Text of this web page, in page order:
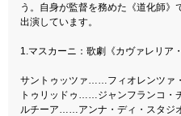
う。自身が監督を務めた《道化師》
出演しています。
1.マスカーニ：歌劇《カヴァレリア
サントゥッツァ……フィオレンツァ
トゥリッドゥ……ジャンフランコ・
ルチーア……アンナ・ディ・スタジ